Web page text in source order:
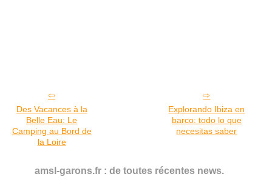
Des Vacances à la
Belle Eau: Le
Camping au Bord de
la Loire
Explorando Ibiza en
barco: todo lo que
necesitas saber
amsl-garons.fr : de toutes récentes news.